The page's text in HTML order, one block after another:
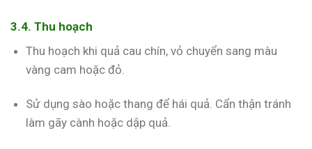
3.4. Thu hoạch
Thu hoạch khi quả cau chín, vỏ chuyển sang màu
vàng cam hoặc đỏ.
Sử dụng sào hoặc thang để hái quả. Cẩn thận tránh
làm gãy cành hoặc dập quả.